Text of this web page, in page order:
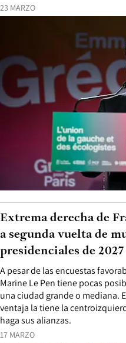
23 MARZO
17 MARZO
A pesar de las encuestas
Marine Le Pen tiene pocas
una ciudad grande o mediana.
ventaja la tiene la
haga sus alianzas.
Extrema derecha de
a segunda vuelta de
presidenciales de 2027